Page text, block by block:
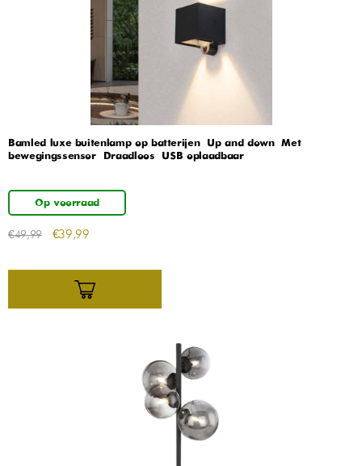
Bamled luxe buitenlamp op batterijen – Up and down – Met
bewegingssensor – Draadloos – USB oplaadbaar
Op voorraad
€49,99 €39,99